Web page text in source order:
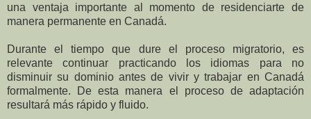
una ventaja importante al momento de residenciarte de
manera permanente en Canadá.
Durante el tiempo que dure el proceso migratorio, es
relevante continuar practicando los idiomas para no
disminuir su dominio antes de vivir y trabajar en Canadá
formalmente. De esta manera el proceso de adaptación
resultará más rápido y fluido.